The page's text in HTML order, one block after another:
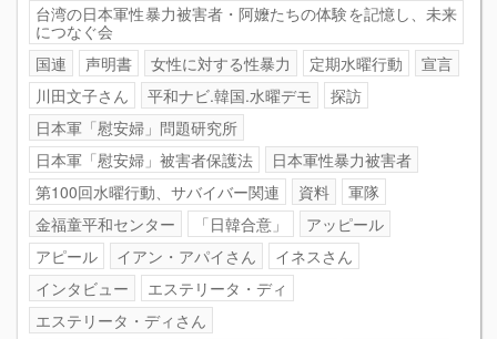
台湾の日本軍性暴力被害者・阿嬤たちの体験を記憶し、未来
につなぐ会
国連
声明書 女性に対する性暴力 定期水曜行動
宣言
川田文子さん
平和ナビ.韓国.水曜デモ
探訪
日本軍「慰安婦」問題研究所
日本軍「慰安婦」被害者保護法
日本軍性暴力被害者
第100回水曜行動、サバイバー関連
資料
軍隊
金福童平和センター
「日韓合意」
アッピール
アピール
イアン・アパイさん
イネスさん
インタビュー
エステリータ・ディ
エステリータ・ディさん